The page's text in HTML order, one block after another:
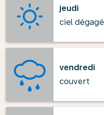
jeudi
ciel dégagé
vendredi
couvert